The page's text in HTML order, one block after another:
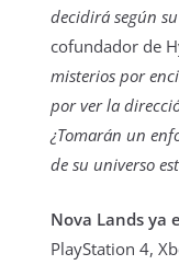
decidirá según
cofundador de
misterios por
por ver la
¿Tomarán un
de su universo
Nova Lands ya
PlayStation 4,